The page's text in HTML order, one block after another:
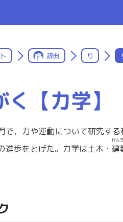
辞典 り
く【力学】
で，力や運動について研究す
進歩をとげた。力学は土木・ 建
けん